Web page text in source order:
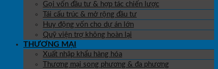
Gọi vốn đầu tư & hợp tác chiến lược
Tái cấu trúc & mở rộng đầu tư
Huy động vốn cho dự án lớn
Quỹ viện trợ không hoàn lại
THƯƠNG MẠI
Xuất nhập khẩu hàng hóa
Thương mại song phương & đa phương